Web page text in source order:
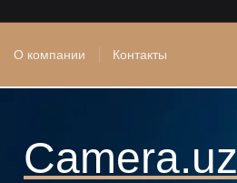
О компании Контакты
Camera.uz